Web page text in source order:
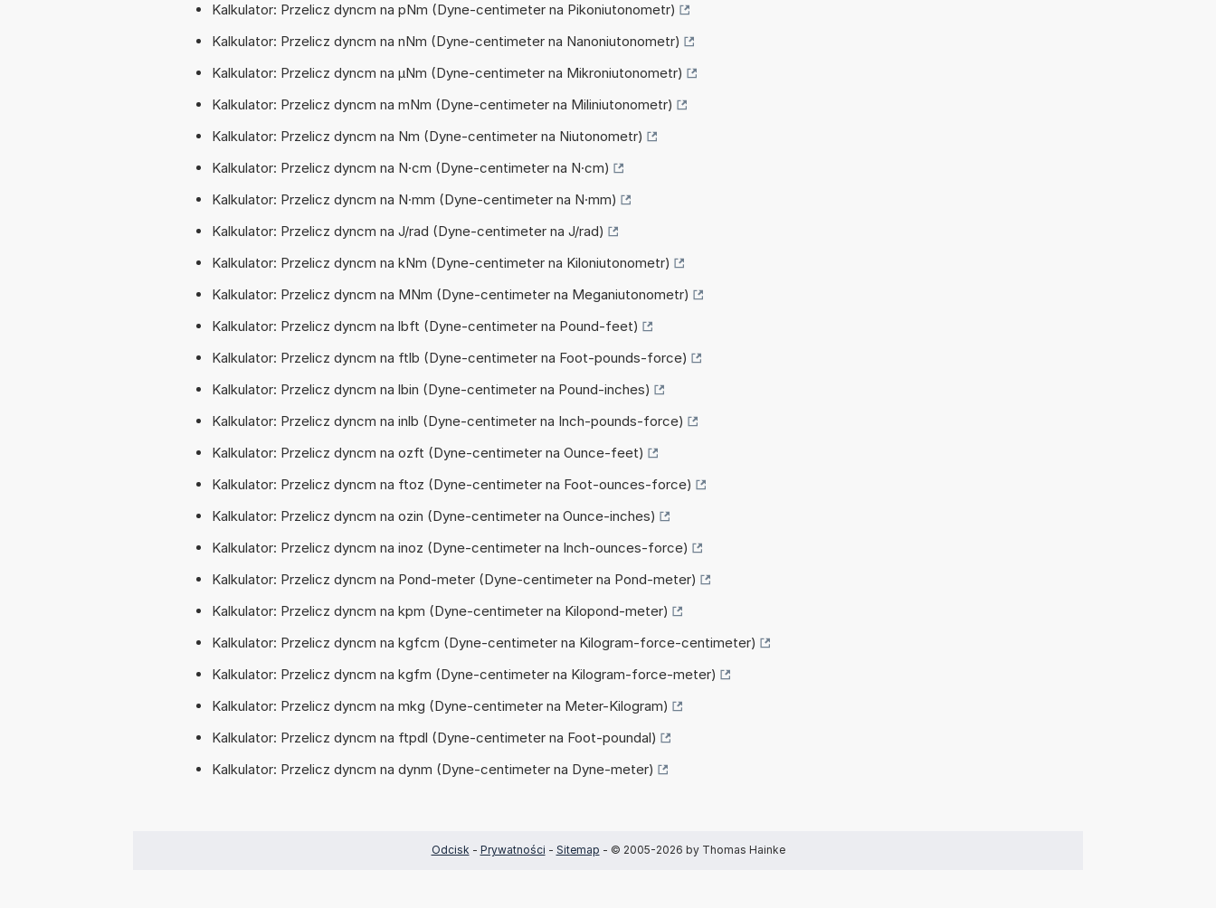
Kalkulator: Przelicz dyncm na pNm (Dyne-centimeter na Pikoniutonometr)
Kalkulator: Przelicz dyncm na nNm (Dyne-centimeter na Nanoniutonometr)
Kalkulator: Przelicz dyncm na µNm (Dyne-centimeter na Mikroniutonometr)
Kalkulator: Przelicz dyncm na mNm (Dyne-centimeter na Miliniutonometr)
Kalkulator: Przelicz dyncm na Nm (Dyne-centimeter na Niutonometr)
Kalkulator: Przelicz dyncm na N·cm (Dyne-centimeter na N·cm)
Kalkulator: Przelicz dyncm na N·mm (Dyne-centimeter na N·mm)
Kalkulator: Przelicz dyncm na J/rad (Dyne-centimeter na J/rad)
Kalkulator: Przelicz dyncm na kNm (Dyne-centimeter na Kiloniutonometr)
Kalkulator: Przelicz dyncm na MNm (Dyne-centimeter na Meganiutonometr)
Kalkulator: Przelicz dyncm na lbft (Dyne-centimeter na Pound-feet)
Kalkulator: Przelicz dyncm na ftlb (Dyne-centimeter na Foot-pounds-force)
Kalkulator: Przelicz dyncm na lbin (Dyne-centimeter na Pound-inches)
Kalkulator: Przelicz dyncm na inlb (Dyne-centimeter na Inch-pounds-force)
Kalkulator: Przelicz dyncm na ozft (Dyne-centimeter na Ounce-feet)
Kalkulator: Przelicz dyncm na ftoz (Dyne-centimeter na Foot-ounces-force)
Kalkulator: Przelicz dyncm na ozin (Dyne-centimeter na Ounce-inches)
Kalkulator: Przelicz dyncm na inoz (Dyne-centimeter na Inch-ounces-force)
Kalkulator: Przelicz dyncm na Pond-meter (Dyne-centimeter na Pond-meter)
Kalkulator: Przelicz dyncm na kpm (Dyne-centimeter na Kilopond-meter)
Kalkulator: Przelicz dyncm na kgfcm (Dyne-centimeter na Kilogram-force-centimeter)
Kalkulator: Przelicz dyncm na kgfm (Dyne-centimeter na Kilogram-force-meter)
Kalkulator: Przelicz dyncm na mkg (Dyne-centimeter na Meter-Kilogram)
Kalkulator: Przelicz dyncm na ftpdl (Dyne-centimeter na Foot-poundal)
Kalkulator: Przelicz dyncm na dynm (Dyne-centimeter na Dyne-meter)
Odcisk - Prywatności - Sitemap - © 2005-2026 by Thomas Hainke